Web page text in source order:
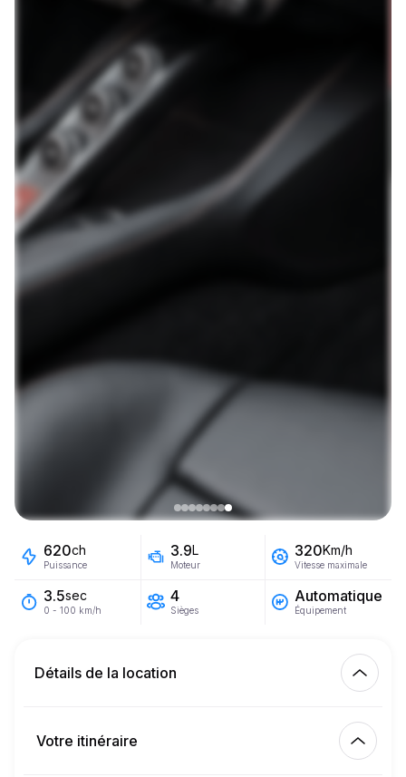
620ch
Puissance
3.9L
Moteur
320Km/h
Vitesse maximale
3.5sec
0 - 100 km/h
4
Sièges
Automatique
Équipement
Détails de la location
450.00
Votre itinéraire